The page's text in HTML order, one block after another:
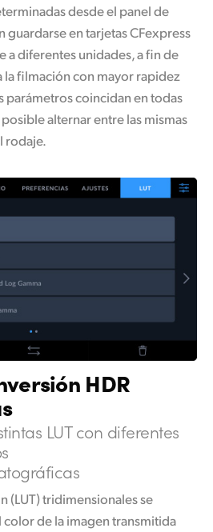
desde el panel de
guardarse en tarjetas CFexpress
a diferentes unidades, a fin de
filmación con mayor rapidez
parámetros coincidan en todas
alternar entre las mismas
rodaje.
HDR
LUT con diferentes
(LUT) tridimensionales se
color de la imagen transmitida